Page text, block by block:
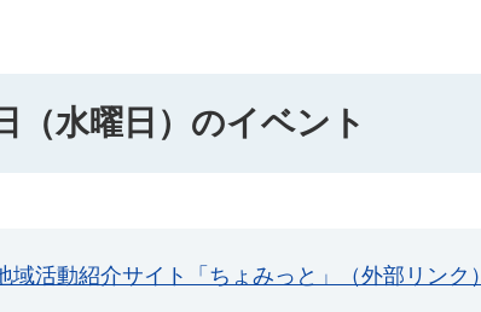
（水曜日）のイベント
域活動紹介サイト「ちょみっと」（外部リンク）